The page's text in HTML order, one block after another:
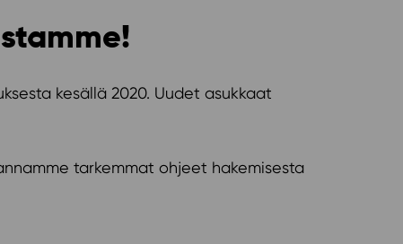
kesällä 2020. Uudet asukkaat
tarkemmat ohjeet hakemisesta